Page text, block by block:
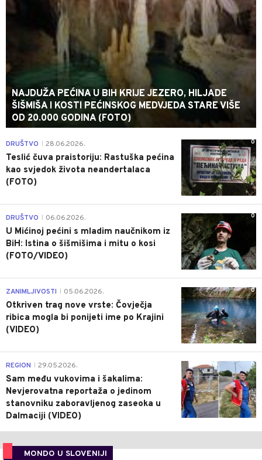
NAJDUŽA PEĆINA U BIH KRIJE JEZERO, HILJADE
ŠIŠMIŠA I KOSTI PEĆINSKOG MEDVJEDA STARE VIŠE
OD 20.000 GODINA (FOTO)
0
DRUŠTVO 28.06.2026.
Teslić čuva praistoriju: Rastuška pećina
kao svjedok života neandertalaca
(FOTO)
0
DRUŠTVO 06.06.2026.
U Mićinoj pećini s mladim naučnikom iz
BiH: Istina o šišmišima i mitu o kosi
(FOTO/VIDEO)
0
ZANIMLJIVOSTI 05.06.2026.
Otkriven trag nove vrste: Čovječja
ribica mogla bi ponijeti ime po Krajini
(VIDEO)
0
REGION 29.05.2026.
Sam među vukovima i šakalima:
Nevjerovatna reportaža o jedinom
stanovniku zaboravljenog zaseoka u
Dalmaciji (VIDEO)
MONDO U SLOVENIJI